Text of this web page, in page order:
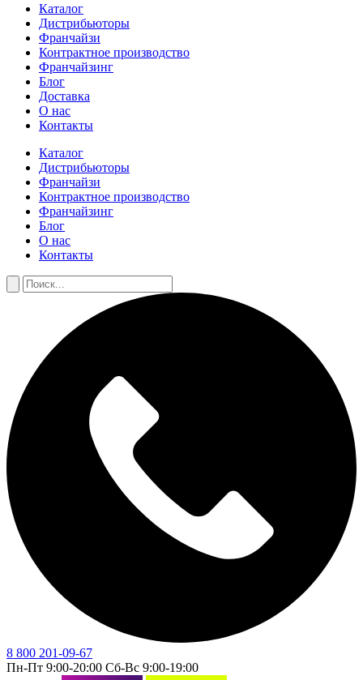
Каталог
Дистрибьюторы
Франчайзи
Контрактное производство
Франчайзинг
Блог
Доставка
О нас
Контакты
Каталог
Дистрибьюторы
Франчайзи
Контрактное производство
Франчайзинг
Блог
О нас
Контакты
8 800 201-09-67
Пн-Пт 9:00-20:00 Сб-Вс 9:00-19:00